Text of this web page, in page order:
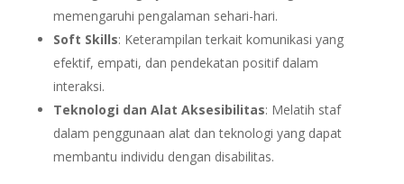
memengaruhi pengalaman sehari-hari.
Soft Skills: Keterampilan terkait komunikasi yang
efektif, empati, dan pendekatan positif dalam
interaksi.
Teknologi dan Alat Aksesibilitas: Melatih staf
dalam penggunaan alat dan teknologi yang dapat
membantu individu dengan disabilitas.